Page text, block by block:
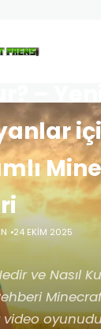
–
24 EKIM 2025
ve Nasıl